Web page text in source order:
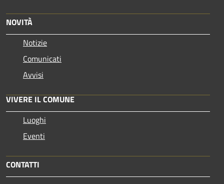
NOVITÀ
Notizie
Comunicati
Avvisi
VIVERE IL COMUNE
Luoghi
Eventi
CONTATTI